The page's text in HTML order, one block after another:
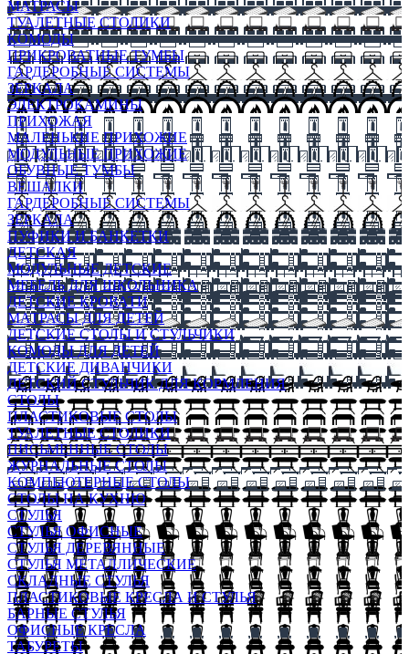
МАТРАСЫ
ТУАЛЕТНЫЕ СТОЛИКИ
КОМОДЫ
ПРИКРОВАТНЫЕ ТУМБЫ
ГАРДЕРОБНЫЕ СИСТЕМЫ
ЗЕРКАЛА
ЭЛЕКТРОКАМИНЫ
ПРИХОЖАЯ
МАЛЕНЬКИЕ ПРИХОЖИЕ
МОДУЛЬНЫЕ ПРИХОЖИЕ
ОБУВНЫЕ ТУМБЫ
ВЕШАЛКИ
ГАРДЕРОБНЫЕ СИСТЕМЫ
ЗЕРКАЛА
ПУФИКИ И БАНКЕТКИ
ДЕТСКАЯ
МОДУЛЬНЫЕ ДЕТСКИЕ
МЕБЕЛЬ ДЛЯ ШКОЛЬНИКА
ДЕТСКИЕ КРОВАТИ
МАТРАСЫ ДЛЯ ДЕТЕЙ
ДЕТСКИЕ СТОЛЫ И СТУЛЬЧИКИ
КОМОДЫ ДЛЯ ДЕТЕЙ
ДЕТСКИЕ ДИВАНЧИКИ
ДЕТСКИЙ СТУЛЬЧИК ДЛЯ КОРМЛЕНИЯ
СТОЛЫ
ПЛАСТИКОВЫЕ СТОЛЫ
ТУАЛЕТНЫЕ СТОЛИКИ
ПИСЬМЕННЫЕ СТОЛЫ
ЖУРНАЛЬНЫЕ СТОЛЫ
КОМПЬЮТЕРНЫЕ СТОЛЫ
СТОЛЫ НА КУХНЮ
СТУЛЬЯ
СТУЛЬЯ ОФИСНЫЕ
СТУЛЬЯ ДЕРЕВЯННЫЕ
СТУЛЬЯ МЕТАЛЛИЧЕСКИЕ
СКЛАДНЫЕ СТУЛЬЯ
ПЛАСТИКОВЫЕ КРЕСЛА И СТУЛЬЯ
БАРНЫЕ СТУЛЬЯ
ОФИСНЫЕ КРЕСЛА
ТАБУРЕТЫ